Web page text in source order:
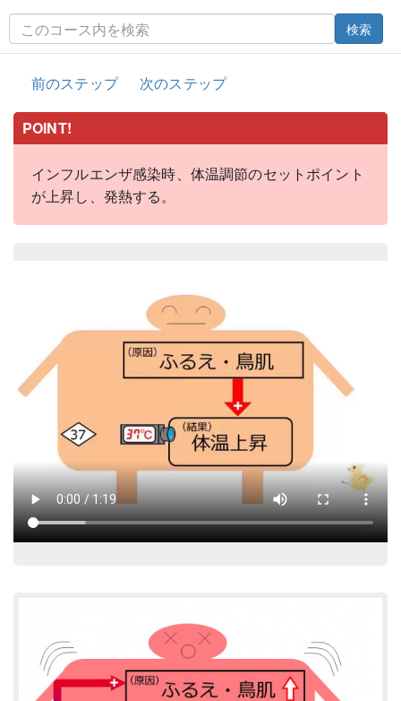
検索
前のステップ 次のステップ
POINT!
インフルエンザ感染時、体温調節のセットポイント
が上昇し、発熱する。